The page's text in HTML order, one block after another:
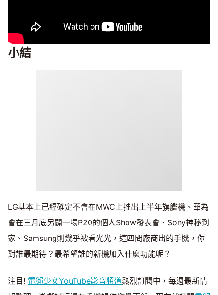
小結
LG基本上已經確定不會在MWC上推出上半年旗艦機、華為
會在三月底另闢一場P20的個人Show發表會、Sony神秘到
家、Samsung則幾乎被看光光，這四間廠商出的手機，你
對誰最期待？最希望誰的新機加入什麼功能呢？
注目! 電獺少女YouTube影音頻道熱烈訂閱中，每週最新情